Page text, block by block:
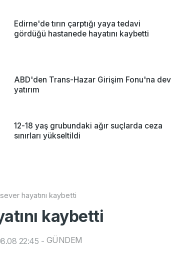
Edirne'de tırın çarptığı yaya tedavi
gördüğü hastanede hayatını kaybetti
ABD'den Trans-Hazar Girişim Fonu'na dev
yatırım
12-18 yaş grubundaki ağır suçlarda ceza
sınırları yükseltildi
hayatını kaybetti
kaybetti
22:45 - GÜNDEM